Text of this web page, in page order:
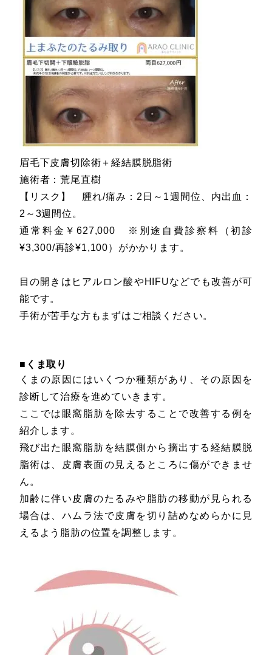
眉毛下皮膚切除術＋経結膜脱脂術
施術者：荒尾直樹
【リスク】 腫れ/痛み：2日～1週間位、内出血：
2～3週間位。
通常料金￥627,000 ※別途自費診察料（初診
¥3,300/再診¥1,100）がかかります。
目の開きはヒアルロン酸やHIFUなどでも改善が可
能です。
手術が苦手な方もまずはご相談ください。
■くま取り
くまの原因にはいくつか種類があり、その原因を
診断して治療を進めていきます。
ここでは眼窩脂肪を除去することで改善する例を
紹介します。
飛び出た眼窩脂肪を結膜側から摘出する経結膜脱
脂術は、皮膚表面の見えるところに傷ができませ
ん。
加齢に伴い皮膚のたるみや脂肪の移動が見られる
場合は、ハムラ法で皮膚を切り詰めなめらかに見
えるよう脂肪の位置を調整します。